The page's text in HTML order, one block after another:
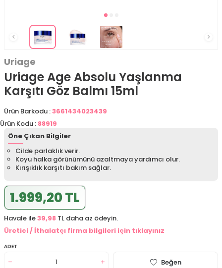
Uriage
Uriage Age Absolu Yaşlanma
Karşıtı Göz Balmı 15ml
Ürün Barkodu :3661434023439
Ürün Kodu : 88919
Öne Çıkan Bilgiler
Cilde parlaklık verir.
Koyu halka görünümünü azaltmaya yardımcı olur.
Kırışıklık karşıtı bakım sağlar.
1.999,20 TL
Havale ile39,98 TL daha az ödeyin.
Üretici / İthalatçı firma bilgileri için tıklayınız
ADET
Beğen